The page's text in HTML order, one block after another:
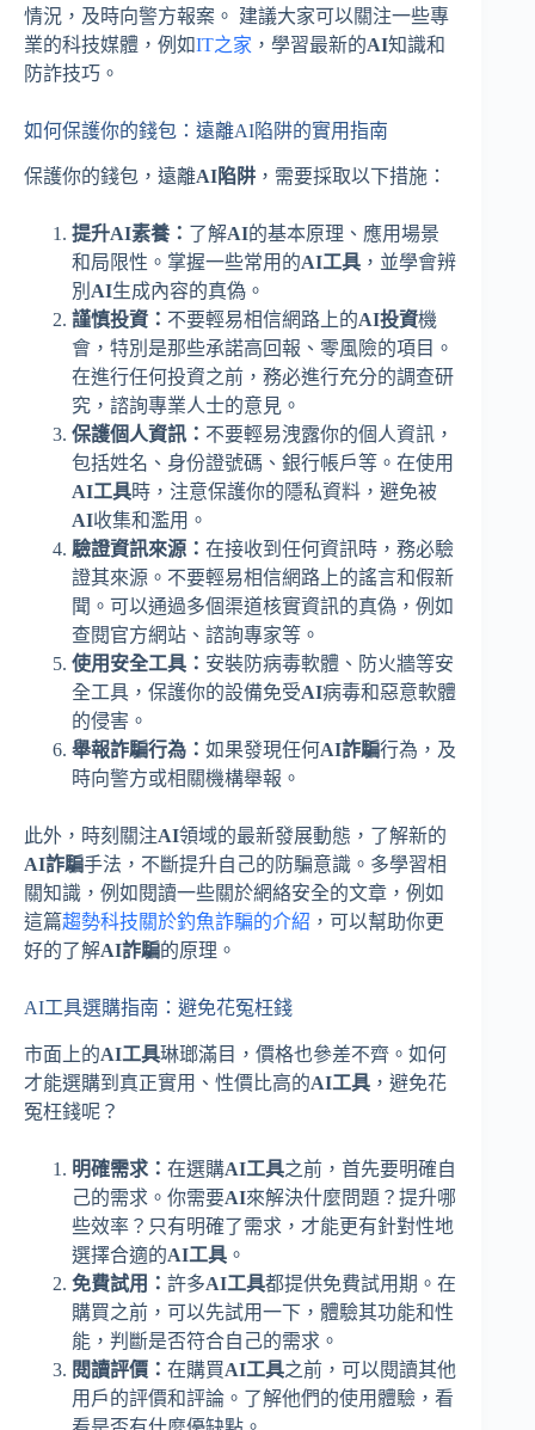
情況，及時向警方報案。 建議大家可以關注一些專
業的科技媒體，例如IT之家 ，學習最新的AI知識和
防詐技巧。
如何保護你的錢包：遠離AI陷阱的實用指南
保護你的錢包，遠離AI陷阱 ，需要採取以下措施：
提升AI素養： 了解AI的基本原理、應用場景
和局限性。掌握一些常用的AI工具 ，並學會辨
別 AI生成內容的真偽。
謹慎投資： 不要輕易相信網路上的AI投資機
會，特別是那些承諾高回報、零風險的項目。
在進行任何投資之前，務必進行充分的調查研
究，諮詢專業人士的意見。
保護個人資訊： 不要輕易洩露你的個人資訊，
包括姓名、身份證號碼、銀行帳戶等。在使用
AI工具時，注意保護你的隱私資料，避免被
AI收集和濫用。
驗證資訊來源： 在接收到任何資訊時，務必驗
證其來源。不要輕易相信網路上的謠言和假新
聞。可以通過多個渠道核實資訊的真偽，例如
查閱官方網站、諮詢專家等。
使用安全工具： 安裝防病毒軟體、防火牆等安
全工具，保護你的設備免受AI病毒和惡意軟體
的侵害。
舉報詐騙行為： 如果發現任何AI詐騙行為，及
時向警方或相關機構舉報。
此外，時刻關注AI領域的最新發展動態，了解新的
AI詐騙手法，不斷提升自己的防騙意識。多學習相
關知識，例如閱讀一些關於網絡安全的文章，例如
這篇趨勢科技關於釣魚詐騙的介紹 ，可以幫助你更
好的了解AI詐騙的原理。
AI工具選購指南：避免花冤枉錢
市面上的AI工具琳瑯滿目，價格也參差不齊。如何
才能選購到真正實用、性價比高的AI工具 ，避免花
冤枉錢呢？
明確需求： 在選購AI工具之前，首先要明確自
己的需求。你需要AI來解決什麼問題？提升哪
些效率？只有明確了需求，才能更有針對性地
選擇合適的AI工具 。
免費試用： 許多AI工具都提供免費試用期。在
購買之前，可以先試用一下，體驗其功能和性
能，判斷是否符合自己的需求。
閱讀評價： 在購買AI工具之前，可以閱讀其他
用戶的評價和評論。了解他們的使用體驗，看